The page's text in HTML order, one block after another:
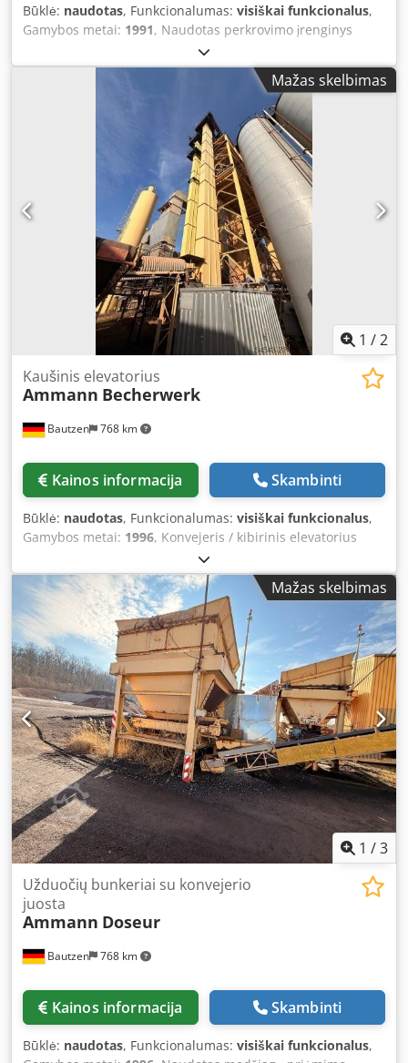
Būklė: naudotas, Funkcionalumas: visiškai funkcionalus,
Gamybos metai: 1991, Naudotas perkrovimo įrenginys
Gamintojas: Ulrich Bendroji talpa: 200 t - Kibirinė sistema -
Keltuvo būgninis įrenginys Djdpfx Aszq S Ewokleck -
Mažas skelbimas
1 /2
Bautzen 768 km
Kaušinis elevatorius
Ammann Becherwerk
Kainos informacija Skambinti
Būklė: naudotas, Funkcionalumas: visiškai funkcionalus,
Gamybos metai: 1996, Konvejeris / kibirinis elevatorius
Paskirtis: naudojamas kaip medžiagų transportavimo
įrenginys, valdomas nuotoliniu būdu. H 26 m Dcedpfozq S
Dajx Akljk
Mažas skelbimas
1 /3
Bautzen 768 km
Užduočių bunkeriai su konvejerio
juosta
Ammann Doseur
Kainos informacija Skambinti
Būklė: naudotas, Funkcionalumas: visiškai funkcionalus,